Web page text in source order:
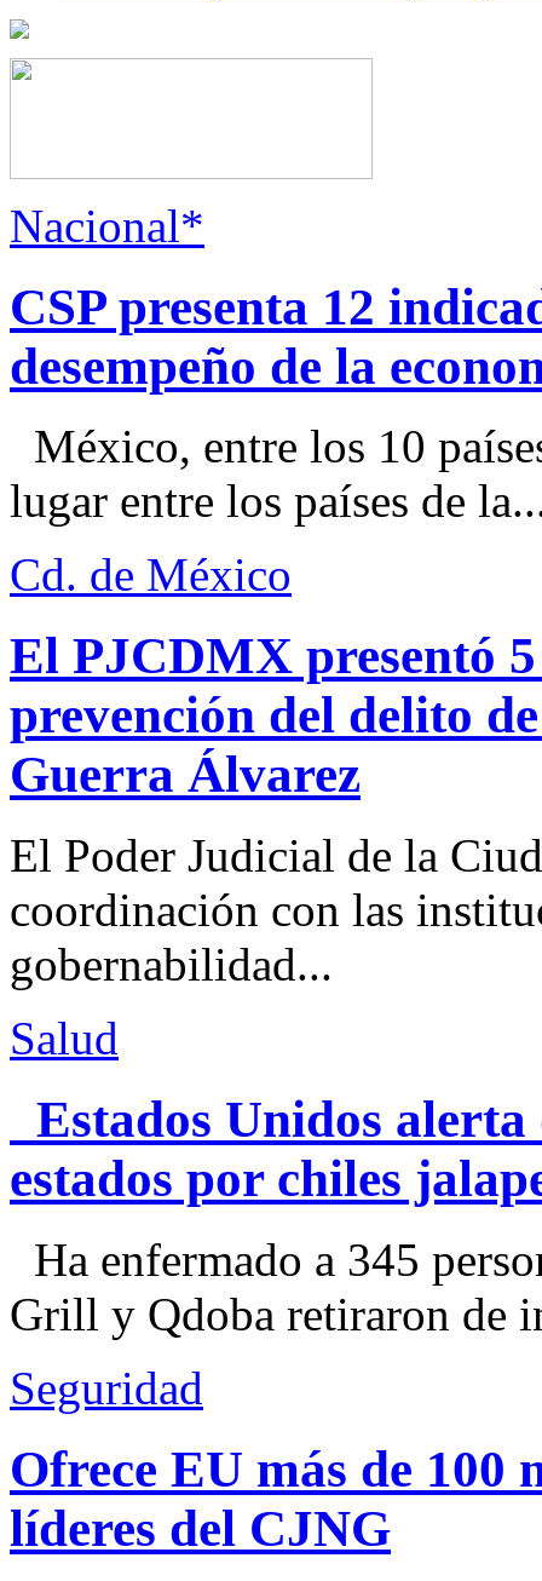
Nacional*
CSP presenta 12
desempeño de la
México, entre los 10
lugar entre los países de
Cd. de México
El PJCDMX presentó
prevención del delito
Guerra Álvarez
El Poder Judicial de la
coordinación con las
gobernabilidad...
Salud
Estados Unidos alerta
estados por chiles
Ha enfermado a 345
Grill y Qdoba retiraron de
Seguridad
Ofrece EU más de 100
líderes del CJNG